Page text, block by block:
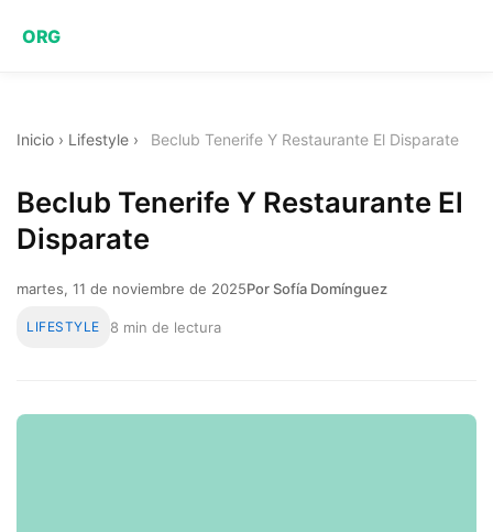
ORG
Inicio › Lifestyle › Beclub Tenerife Y Restaurante El Disparate
Beclub Tenerife Y Restaurante El
Disparate
martes, 11 de noviembre de 2025Por Sofía Domínguez
LIFESTYLE 8 min de lectura